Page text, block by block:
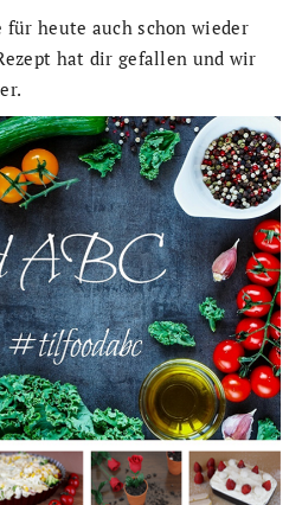
für heute auch schon wieder
hat dir gefallen und wir